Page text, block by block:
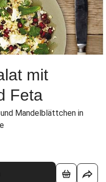
mit
Feta
Mandelblättchen in